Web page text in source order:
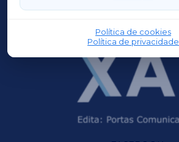
Política de cookies
Política de privacidade
OURENSEXA